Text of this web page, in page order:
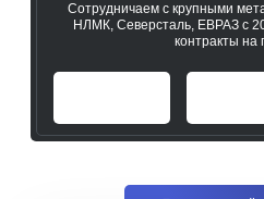
Сотрудничаем с крупными
НЛМК, Северсталь, ЕВРАЗ с
контракты на